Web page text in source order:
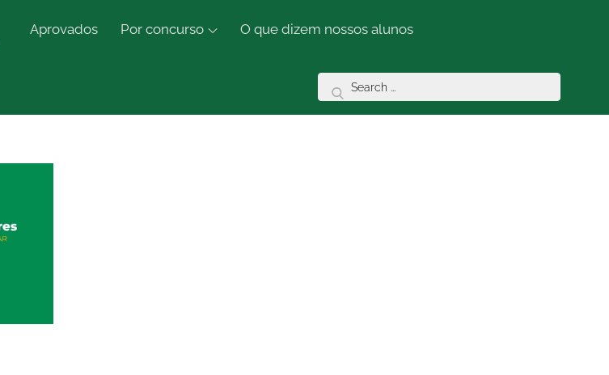
Aprovados Por concurso O que dizem nossos alunos
Search
for: